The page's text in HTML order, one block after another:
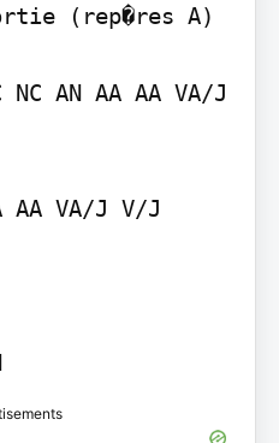
(rep�res A)
NC AN AA AA VA/J
AA VA/J V/J
Sortie 3 x 230+N